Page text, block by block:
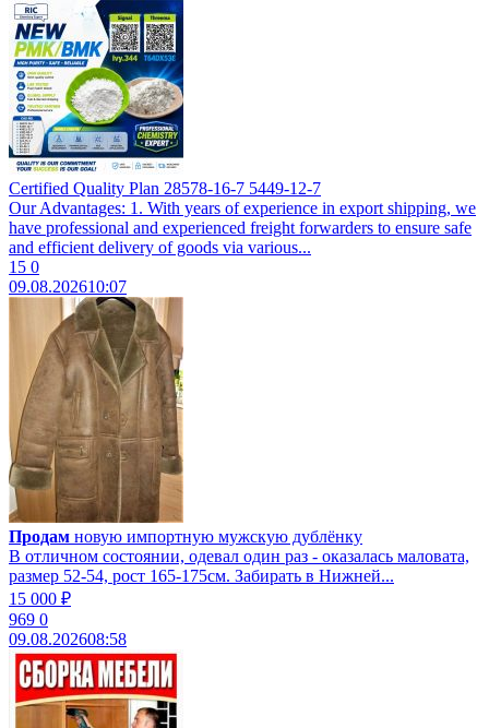
Certified Quality Plan 28578-16-7 5449-12-7
Our Advantages: 1. With years of experience in export shipping, we
have professional and experienced freight forwarders to ensure safe
and efficient delivery of goods via various...
15 0
09.08.202610:07
Продам новую импортную мужскую дублёнку
В отличном состоянии, одевал один раз - оказалась маловата,
размер 52-54, рост 165-175см. Забирать в Нижней...
15 000 ₽
969 0
09.08.202608:58